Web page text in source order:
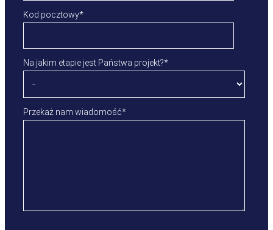
Kod pocztowy*
Na jakim etapie jest Państwa projekt?*
Przekaż nam wiadomość*